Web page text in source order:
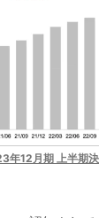
年12月期 上半期